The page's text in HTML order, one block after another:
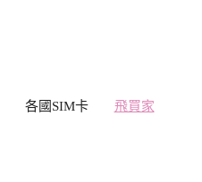
各國SIM卡 飛買家